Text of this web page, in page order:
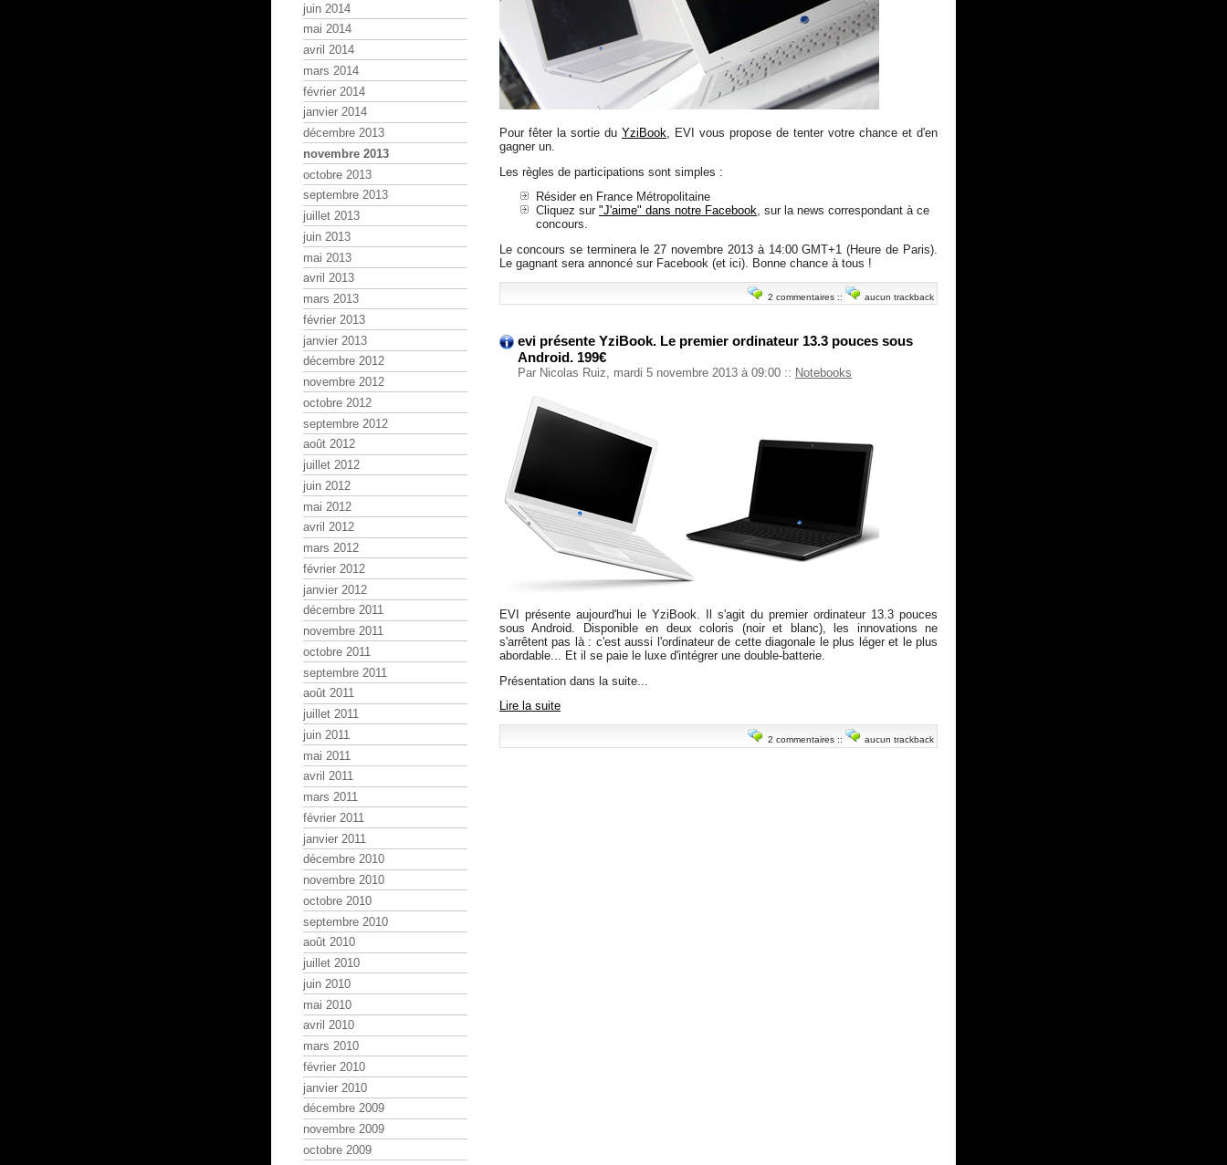
Pour fêter la sortie du YziBook , EVI vous propose de tenter votre chance et d'en
gagner un.
Les règles de participations sont simples :
Résider en France Métropolitaine
Cliquez sur "J'aime" dans notre Facebook, sur la news correspondant à ce
concours.
Le concours se terminera le 27 novembre 2013 à 14:00 GMT+1 (Heure de Paris).
Le gagnant sera annoncé sur Facebook (et ici). Bonne chance à tous !
2 commentaires :: aucun trackback
evi présente YziBook. Le premier ordinateur 13.3 pouces sous
Android. 199€
Par Nicolas Ruiz, mardi 5 novembre 2013 à 09:00 :: Notebooks
EVI présente aujourd'hui le YziBook. Il s'agit du premier ordinateur 13.3 pouces
sous Android. Disponible en deux coloris (noir et blanc), les innovations ne
s'arrêtent pas là : c'est aussi l'ordinateur de cette diagonale le plus léger et le plus
abordable... Et il se paie le luxe d'intégrer une double-batterie.
Présentation dans la suite...
Lire la suite
2 commentaires :: aucun trackback
juin 2014
mai 2014
avril 2014
mars 2014
février 2014
janvier 2014
décembre 2013
novembre 2013
octobre 2013
septembre 2013
juillet 2013
juin 2013
mai 2013
avril 2013
mars 2013
février 2013
janvier 2013
décembre 2012
novembre 2012
octobre 2012
septembre 2012
août 2012
juillet 2012
juin 2012
mai 2012
avril 2012
mars 2012
février 2012
janvier 2012
décembre 2011
novembre 2011
octobre 2011
septembre 2011
août 2011
juillet 2011
juin 2011
mai 2011
avril 2011
mars 2011
février 2011
janvier 2011
décembre 2010
novembre 2010
octobre 2010
septembre 2010
août 2010
juillet 2010
juin 2010
mai 2010
avril 2010
mars 2010
février 2010
janvier 2010
décembre 2009
novembre 2009
octobre 2009